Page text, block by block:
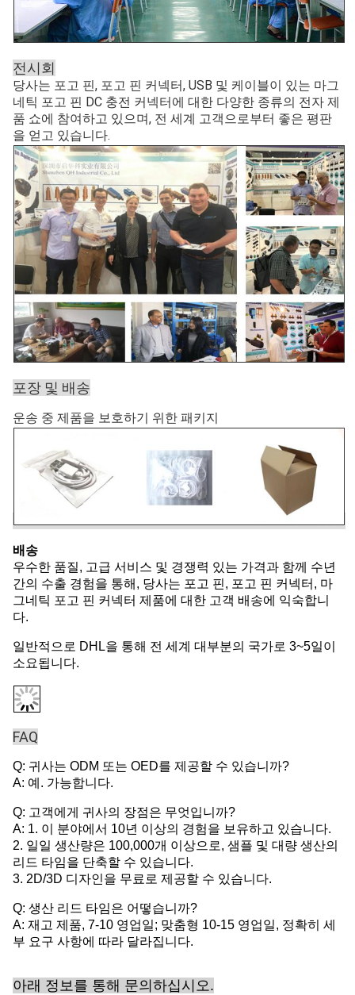
전시회
당사는 포고 핀, 포고 핀 커넥터, USB 및 케이블이 있는 마그
네틱 포고 핀 DC 충전 커넥터에 대한 다양한 종류의 전자 제
품 쇼에 참여하고 있으며, 전 세계 고객으로부터 좋은 평판
을 얻고 있습니다.
포장 및 배송
운송 중 제품을 보호하기 위한 패키지
배송
우수한 품질, 고급 서비스 및 경쟁력 있는 가격과 함께 수년
간의 수출 경험을 통해, 당사는 포고 핀, 포고 핀 커넥터, 마
그네틱 포고 핀 커넥터 제품에 대한 고객 배송에 익숙합니
다.
일반적으로 DHL을 통해 전 세계 대부분의 국가로 3~5일이
소요됩니다.
FAQ
Q: 귀사는 ODM 또는 OED를 제공할 수 있습니까?
A: 예. 가능합니다.
Q: 고객에게 귀사의 장점은 무엇입니까?
A: 1. 이 분야에서 10년 이상의 경험을 보유하고 있습니다.
2. 일일 생산량은 100,000개 이상으로, 샘플 및 대량 생산의
리드 타임을 단축할 수 있습니다.
3. 2D/3D 디자인을 무료로 제공할 수 있습니다.
Q: 생산 리드 타임은 어떻습니까?
A: 재고 제품, 7-10 영업일; 맞춤형 10-15 영업일, 정확히 세
부 요구 사항에 따라 달라집니다.
아래 정보를 통해 문의하십시오.